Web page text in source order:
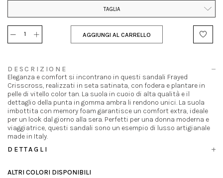
TAGLIA
AGGIUNGI AL CARRELLO
DESCRIZIONE
Eleganza e comfort si incontrano in questi sandali Frayed
Crisscross, realizzati in seta satinata, con fodera e plantare in
pelle di vitello color tan. La suola in cuoio di alta qualità e il
dettaglio della punta in gomma ambra li rendono unici. La suola
imbottita con memory foam garantisce un comfort extra, ideale
per un look dal giorno alla sera. Perfetti per una donna moderna e
viaggiatrice, questi sandali sono un esempio di lusso artigianale
made in Italy.
DETTAGLI
ALTRI COLORI DISPONIBILI